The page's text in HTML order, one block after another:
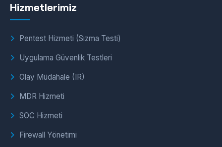
Hizmetlerimiz
Pentest Hizmeti (Sızma Testi)
Uygulama Güvenlik Testleri
Olay Müdahale (IR)
MDR Hizmeti
SOC Hizmeti
Firewall Yönetimi